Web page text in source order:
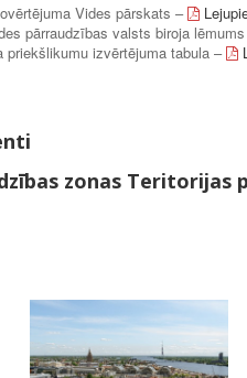
Vides pārskats –
pārraudzības valsts biroja
izvērtējuma tabula –
zonas